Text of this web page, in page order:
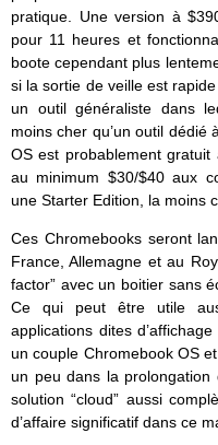
pratique. Une version à
pour 11 heures et
boote cependant plus
si la sortie de veille est
un outil généraliste dans
moins cher qu’un outil dédié
OS est probablement gratuit
au minimum $30/$40 aux
une Starter Edition, la moins
Ces Chromebooks seront
France, Allemagne et au
factor” avec un boitier sans
Ce qui peut être utile
applications dites
un couple Chromebook OS
un peu dans la prolongation
solution “cloud” aussi
d’affaire significatif dans ce